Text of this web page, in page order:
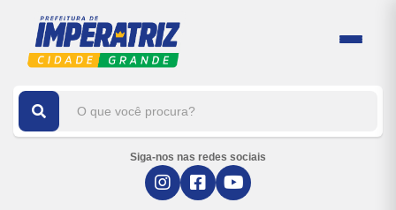
Siga-nos nas redes sociais